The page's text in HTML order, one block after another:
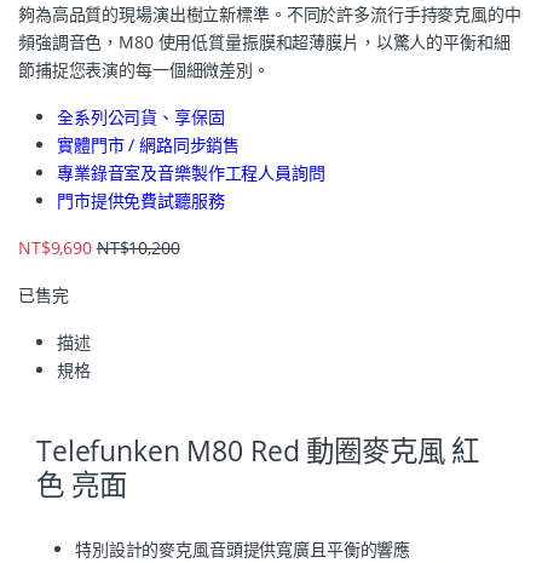
夠為高品質的現場演出樹立新標準。不同於許多流行手持麥克風的中
頻強調音色，M80 使用低質量振膜和超薄膜片，以驚人的平衡和細
節捕捉您表演的每一個細微差別。
全系列公司貨、享保固
實體門市 / 網路同步銷售
專業錄音室及音樂製作工程人員詢問
門市提供免費試聽服務
NT$9,690 NT$10,200
已售完
描述
規格
Telefunken M80 Red 動圈麥克風 紅
色 亮面
特別設計的麥克風音頭提供寬廣且平衡的響應